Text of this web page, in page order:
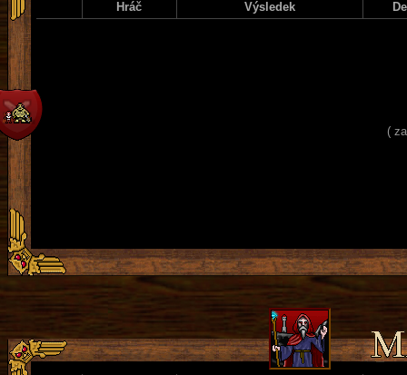
Hráč Výsledek
(